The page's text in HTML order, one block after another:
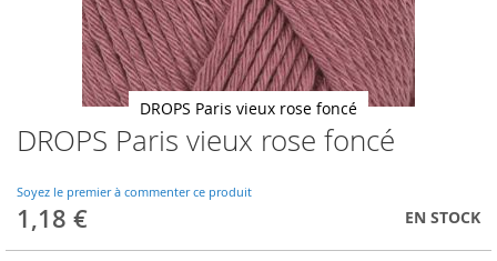
DROPS Paris vieux rose foncé
Soyez le premier à commenter ce produit
1,18 € EN STOCK
DROPS Paris vieux rose foncé
Skip
to
beginning
of
the